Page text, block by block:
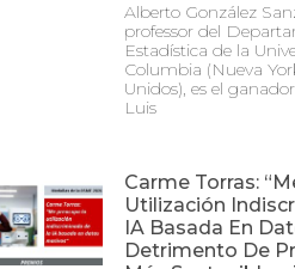
Alberto González
professor del
Estadística de la
Columbia (Nueva
Unidos), es el
Luis
Carme Torras:
Utilización
IA Basada En
Detrimento De